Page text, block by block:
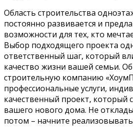
Область строительства
постоянно развивается и
возможности для тех, кто
Выбор подходящего проекта
ответственный шаг, который
качество жизни вашей семьи.
строительную компанию
профессиональные услуги,
качественный проект, который
вашего нового дома. Не
потом – начните реализовывать